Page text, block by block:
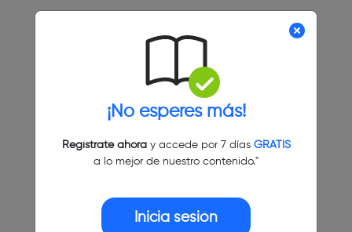
¡No esperes más!
Regístrate ahoray accede por 7 días GRATIS
a lo mejor de nuestro contenido."
Inicia sesión